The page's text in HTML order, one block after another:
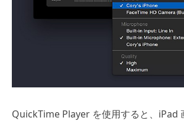
QuickTime Player を使用すると、iPad